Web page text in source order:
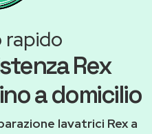
rapido
Rex
a domicilio
lavatrici Rex a